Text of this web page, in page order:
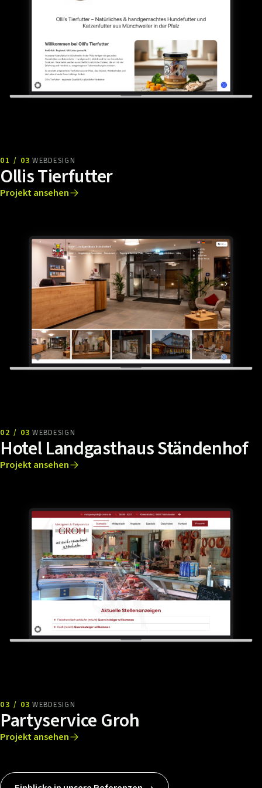
01 / 03 WEBDESIGN
Ollis Tierfutter
Projekt ansehen
02 / 03 WEBDESIGN
Hotel Landgasthaus Ständenhof
Projekt ansehen
03 / 03 WEBDESIGN
Partyservice Groh
Projekt ansehen